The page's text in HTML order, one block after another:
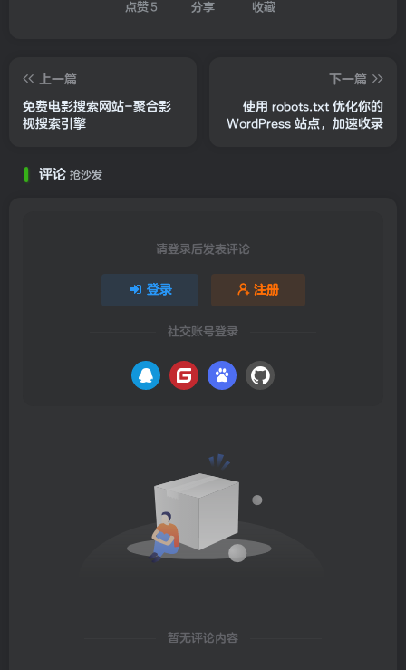
点赞 5 分享 收藏
上一篇
免费电影搜索网站-聚合影
视搜索引擎
下一篇
使用 robots.txt 优化你的
WordPress 站点，加速收录
评论 抢沙发
请登录后发表评论
登录 注册
社交账号登录
暂无评论内容